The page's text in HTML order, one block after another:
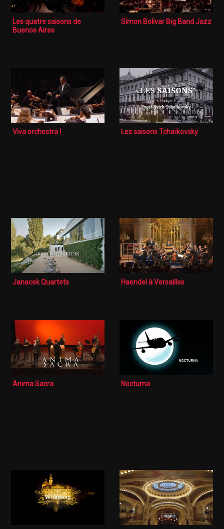
Les quatre saisons de
Buenos Aires
Simon Bolivar Big Band Jazz
Viva orchestra ! Les saisons Tchaïkovsky
Janacek Quartets Haendel à Versailles
Anima Sacra Nocturna